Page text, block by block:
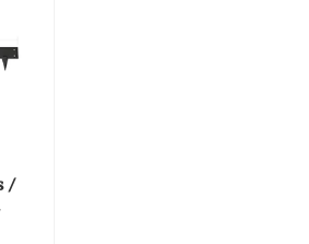
/